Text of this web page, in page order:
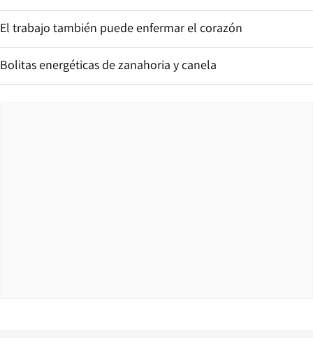
El trabajo también puede enfermar el corazón
Bolitas energéticas de zanahoria y canela